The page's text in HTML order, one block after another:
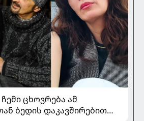
ცხოვრება ამ
ბედის დაკავშირებით